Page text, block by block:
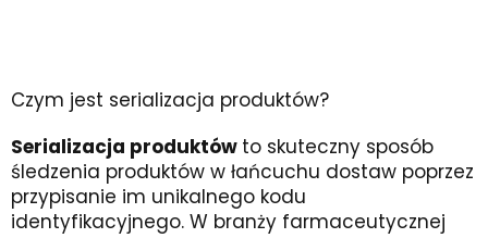
Czym jest serializacja produktów?
Serializacja produktów to skuteczny sposób
śledzenia produktów w łańcuchu dostaw poprzez
przypisanie im unikalnego kodu
identyfikacyjnego. W branży farmaceutycznej